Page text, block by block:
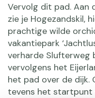
Vervolg dit pad. Aan
zie je Hogezandskil,
prachtige wilde
vakantiepark
verharde Slufterweg
vervolgens het
het pad over de
tevens het startpunt